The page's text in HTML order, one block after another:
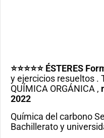
⭐⭐⭐⭐⭐ ÉSTERES
y ejercicios resueltos .
QUÍMICA ORGÁNICA ,
2022
Química del carbono
Bachillerato y